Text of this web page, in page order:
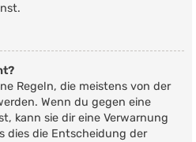
Regeln, die meistens von der
Wenn du gegen eine
kann sie dir eine Verwarnung
dies die Entscheidung der